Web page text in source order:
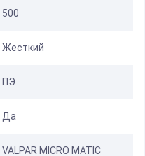
500
Жесткий
ПЭ
Да
VALPAR MICRO MATIC